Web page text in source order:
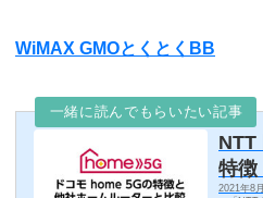
WiMAX GMOとくとくBB
一緒に読んでもらいたい記事
NTT
特徴
2021年8